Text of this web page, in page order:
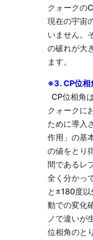
クォークの
現在の宇宙
いません。
の破れが大
ます。
※3. CP位相
CP位相角
クォークに
ために導入
作用」の基
の値をとり
間であるレ
全く分かっ
と±180度以
動での変化
ノで違いが
位相角のと